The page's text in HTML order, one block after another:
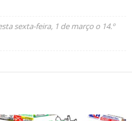
sexta-feira, 1 de março o 14.º